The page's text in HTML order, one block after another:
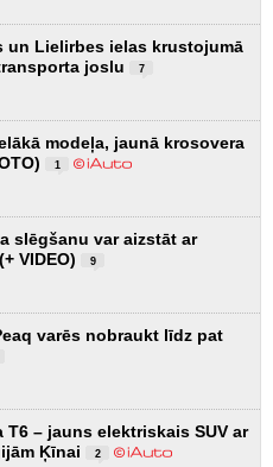
un Lielirbes ielas krustojumā
joslu
7
modeļa, jaunā krosovera
1
slēgšanu var aizstāt ar
VIDEO)
9
varēs nobraukt līdz pat
T6 – jauns elektriskais SUV ar
Ķīnai
2